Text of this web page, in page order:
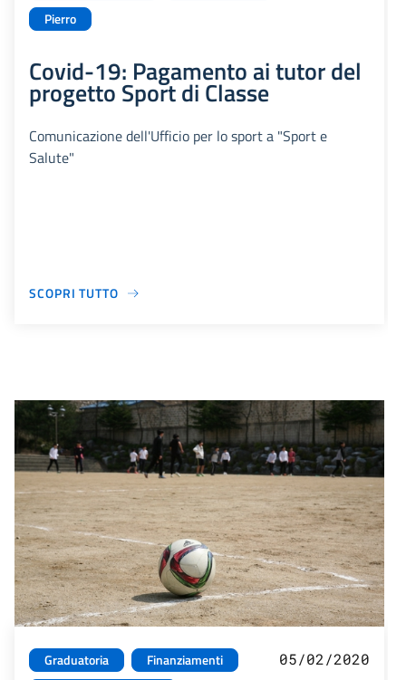
Pierro
Covid-19: Pagamento ai tutor del
progetto Sport di Classe
Comunicazione dell'Ufficio per lo sport a "Sport e
Salute"
SCOPRI TUTTO
Graduatoria
Finanziamenti
05/02/2020